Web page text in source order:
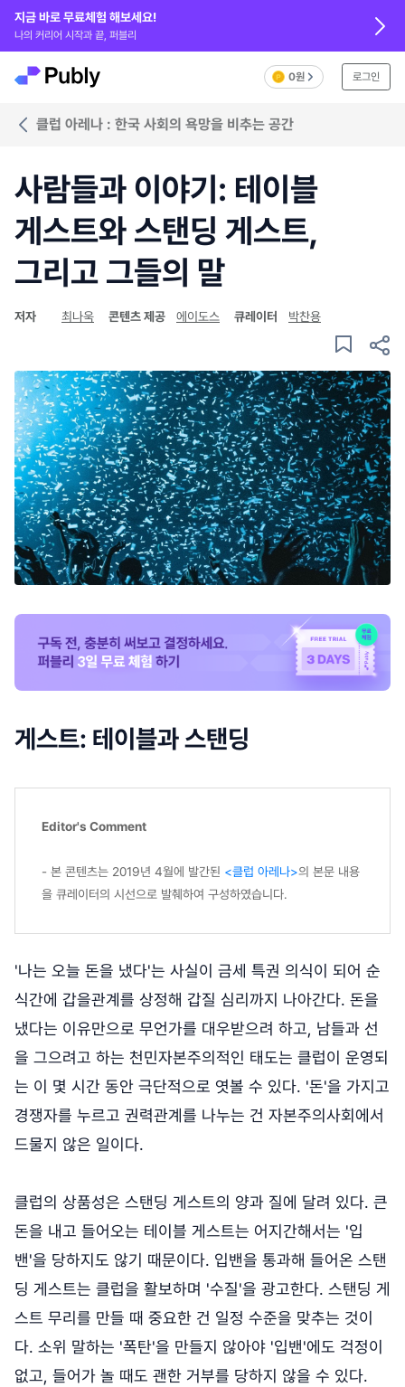
지금 바로 무료체험 해보세요!
나의 커리어 시작과 끝, 퍼블리
0원 로그인
클럽 아레나 : 한국 사회의 욕망을 비추는 공간
사람들과 이야기: 테이블
게스트와 스탠딩 게스트,
그리고 그들의 말
저자 최나욱 콘텐츠 제공 에이도스 큐레이터 박찬용
게스트: 테이블과 스탠딩
Editor's Comment
- 본 콘텐츠는 2019년 4월에 발간된 <클럽 아레나>의 본문 내용
을 큐레이터의 시선으로 발췌하여 구성하였습니다.
'나는 오늘 돈을 냈다'는 사실이 금세 특권 의식이 되어 순
식간에 갑을관계를 상정해 갑질 심리까지 나아간다. 돈을
냈다는 이유만으로 무언가를 대우받으려 하고, 남들과 선
을 그으려고 하는 천민자본주의적인 태도는 클럽이 운영되
는 이 몇 시간 동안 극단적으로 엿볼 수 있다. '돈'을 가지고
경쟁자를 누르고 권력관계를 나누는 건 자본주의사회에서
드물지 않은 일이다.
클럽의 상품성은 스탠딩 게스트의 양과 질에 달려 있다. 큰
돈을 내고 들어오는 테이블 게스트는 어지간해서는 '입
밴'을 당하지도 않기 때문이다. 입밴을 통과해 들어온 스탠
딩 게스트는 클럽을 활보하며 '수질'을 광고한다. 스탠딩 게
스트 무리를 만들 때 중요한 건 일정 수준을 맞추는 것이
다. 소위 말하는 '폭탄'을 만들지 않아야 '입밴'에도 걱정이
없고, 들어가 놀 때도 괜한 거부를 당하지 않을 수 있다.